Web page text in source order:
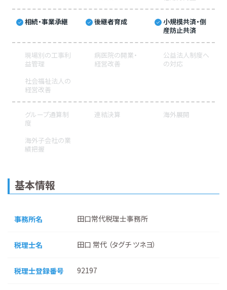
相続・事業承継 後継者育成
小規模共済・倒
産防止共済
現場別の工事利
益管理
病医院の開業・
経営改善
公益法人制度へ
の対応
社会福祉法人の
経営改善
グループ通算制
度
連結決算 海外展開
海外子会社の業
績把握
基本情報
事務所名 田口常代税理士事務所
税理士名 田口 常代 （タグチ ツネヨ）
税理士登録番号 92197